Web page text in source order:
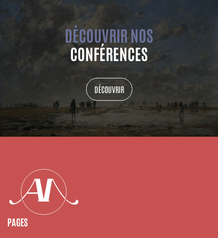
DÉCOUVRIR NOS
CONFÉRENCES
DÉCOUVRIR
PAGES